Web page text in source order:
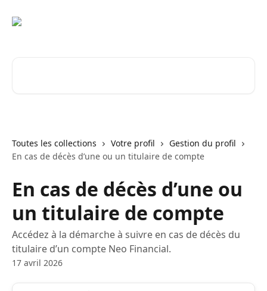
Toutes les collections Votre profil
Gestion du profil
En cas de décès d’une ou un titulaire de compte
En cas de décès d’une ou
un titulaire de compte
Accédez à la démarche à suivre en cas de décès du
titulaire d’un compte Neo Financial.
17 avril 2026